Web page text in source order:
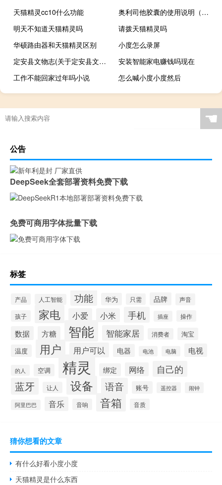
天猫精灵cc10什么功能
奥利司他胶囊的使用说明（奥利司他胶囊说明书功效与作用）
明天不知道天猫精灵吗
请拨天猫精灵吗
华硕路由器和天猫精灵区别
小度怎么录屏
定安县文物志(关于定安县文物志简述)
安装智能家电赚钱吗现在
工作不能回家过年吗小说
怎么喊小度小度然后
☚
公告
DeepSeek全套部署资料免费下载
免费可商用字体批量下载
标签
产品 人工智能 功能 华为 只需 品牌 声音
孩子 家电 小爱 小米 手机 插座 操作
数据 方糖 智能 智能家居 消费者
淘宝
温度
用户 用户可以 电器 电池 电脑 电视
的人 空调 精灵 绑定 网络 自己的
蓝牙 让人 设备 语音 账号 遥控器 闹钟
阿里巴巴 音乐 音响 音箱 音质
猜你想看的文章
有什么好看小度小度
天猫精灵是什么东西